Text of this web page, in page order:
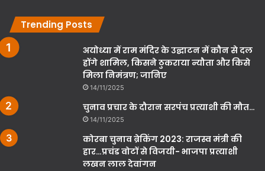
Trending Posts
अयोध्या में राम मंदिर के उद्घाटन में कौन से दल
होंगे शामिल, किसने ठुकराया न्यौता और किसे
मिला निमंत्रण; जानिए
14/11/2025
चुनाव प्रचार के दौरान सरपंच प्रत्याशी की मौत…
14/11/2025
कोरबा चुनाव ब्रेकिंग 2023: राजस्व मंत्री की
हार…प्रचंड वोटों से विजयी- भाजपा प्रत्याशी
लखन लाल देवांगन